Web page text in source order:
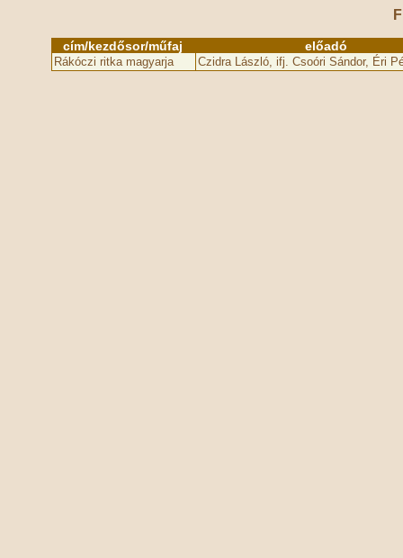
cím/kezdősor/műfaj előadó
Rákóczi ritka magyarja Czidra László, ifj. Csoóri Sándor, Éri